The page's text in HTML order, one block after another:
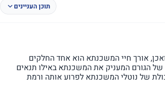
תוכן העניינים
אורך חיי המשכנתא הוא אחד החלקים
הגורם המעניק את המשכנתא באילו תנאים
של נוטלי המשכנתא לפרוע אותה ורמת